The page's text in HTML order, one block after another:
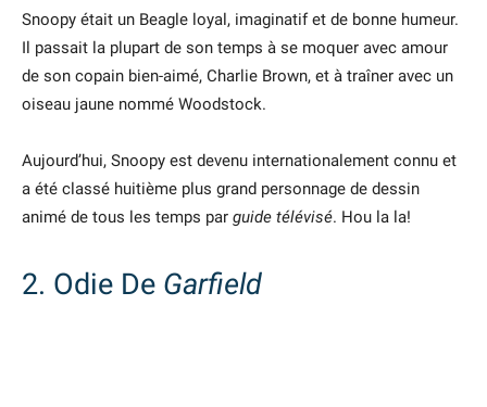
Snoopy était un Beagle loyal, imaginatif et de bonne humeur.
Il passait la plupart de son temps à se moquer avec amour
de son copain bien-aimé, Charlie Brown, et à traîner avec un
oiseau jaune nommé Woodstock.
Aujourd’hui, Snoopy est devenu internationalement connu et
a été classé huitième plus grand personnage de dessin
animé de tous les temps par guide télévisé. Hou la la!
2. Odie De Garfield